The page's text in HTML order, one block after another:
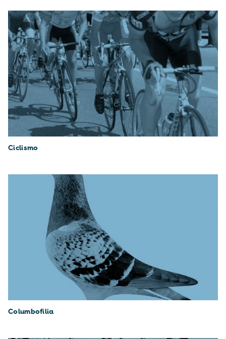
Ciclismo
Columbofilia